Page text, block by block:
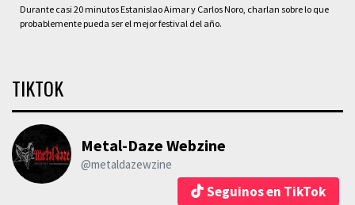
Durante casi 20 minutos Estanislao Aimar y Carlos Noro, charlan sobre lo que
probablemente pueda ser el mejor festival del año.
TIKTOK
Metal-Daze Webzine
@metaldazewzine
Seguinos en TikTok